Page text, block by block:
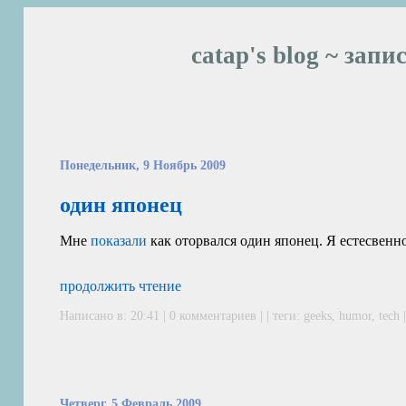
catap's blog ~
Понедельник, 9 Ноябрь 2009
один японец
Мнепоказали как оторвался один японец. Я
продолжить чтение
Написано в: 20:41 | 0 комментариев | | теги: geeks humor, tech